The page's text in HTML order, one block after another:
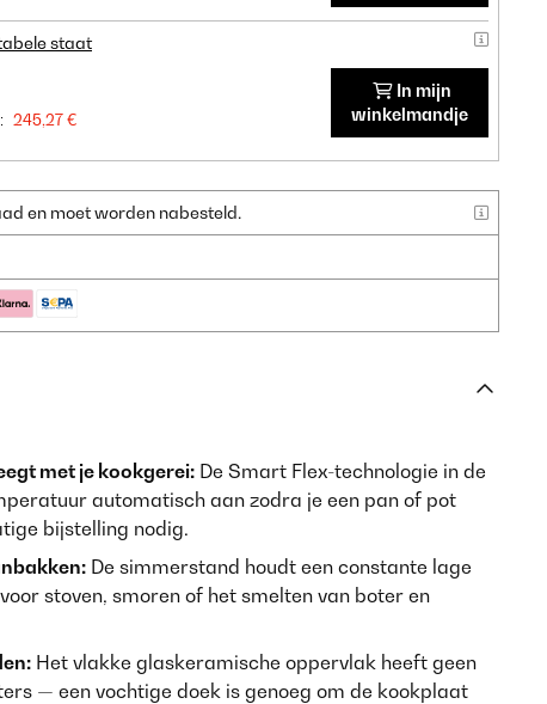
staat
245,27 €
In mijn
winkelmandje
en moet worden nabesteld.
met je kookgerei: De Smart Flex-technologie in de
automatisch aan zodra je een pan of pot
bijstelling nodig.
De simmerstand houdt een constante lage
stoven, smoren of het smelten van boter en
Het vlakke glaskeramische oppervlak heeft geen
— een vochtige doek is genoeg om de kookplaat